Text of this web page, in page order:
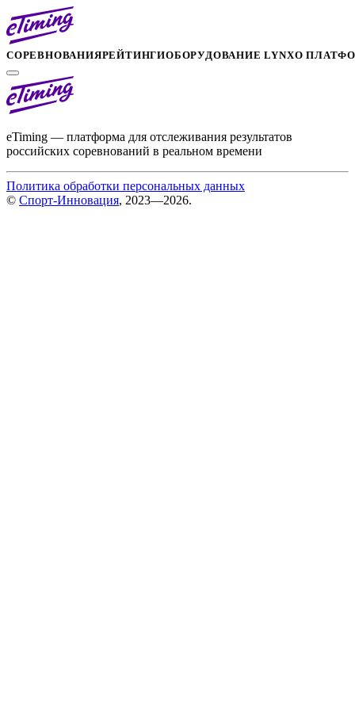
СОРЕВНОВАНИЯРЕЙТИНГИОБОРУДОВАНИЕ LYNXО
eTiming — платформа для отслеживания результатов
российских соревнований в реальном времени
Политика обработки персональных данных
© Спорт-Инновация, 2023—2026.